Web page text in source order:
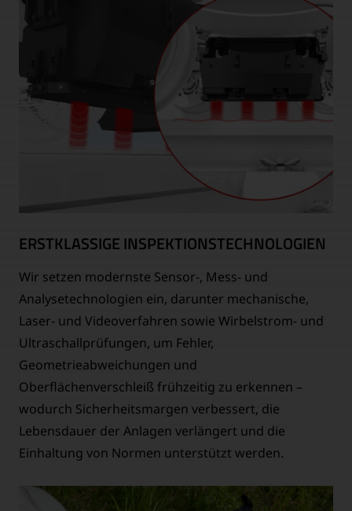
ERSTKLASSIGE INSPEKTIONSTECHNOLOGIEN
Wir setzen modernste Sensor-, Mess- und
Analysetechnologien ein, darunter mechanische,
Laser- und Videoverfahren sowie Wirbelstrom- und
Ultraschallprüfungen, um Fehler,
Geometrieabweichungen und
Oberflächenverschleiß frühzeitig zu erkennen –
wodurch Sicherheitsmargen verbessert, die
Lebensdauer der Anlagen verlängert und die
Einhaltung von Normen unterstützt werden.